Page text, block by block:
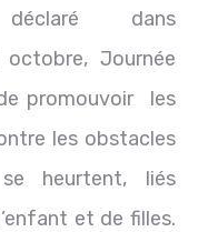
dans
Journée
promouvoir les
les obstacles
heurtent, liés
et de filles.